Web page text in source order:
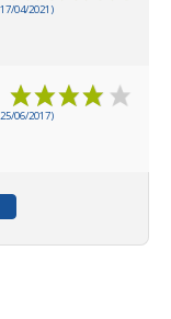
04/2021)
06/2017)